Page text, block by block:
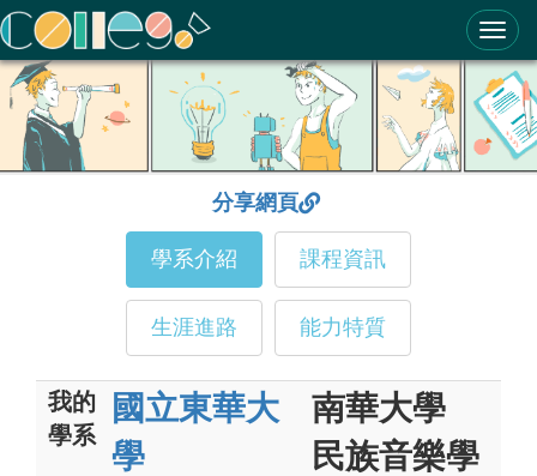
ColleGo! 大學選才與高中育才輔助系統
分享網頁
學系介紹 課程資訊
生涯進路 能力特質
我的
學系
國立東華大
學
南華大學
民族音樂學